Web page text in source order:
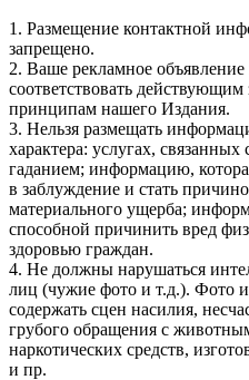
1. Размещение контактной
запрещено.
2. Ваше рекламное
соответствовать
принципам нашего Издания.
3. Нельзя размещать
характера: услугах,
гаданием; информацию,
в заблуждение и стать
материального ущерба;
способной причинить вред
здоровью граждан.
4. Не должны нарушаться
лиц (чужие фото и т.д.). Фото
содержать сцен насилия,
грубого обращения с
наркотических средств,
и пр.